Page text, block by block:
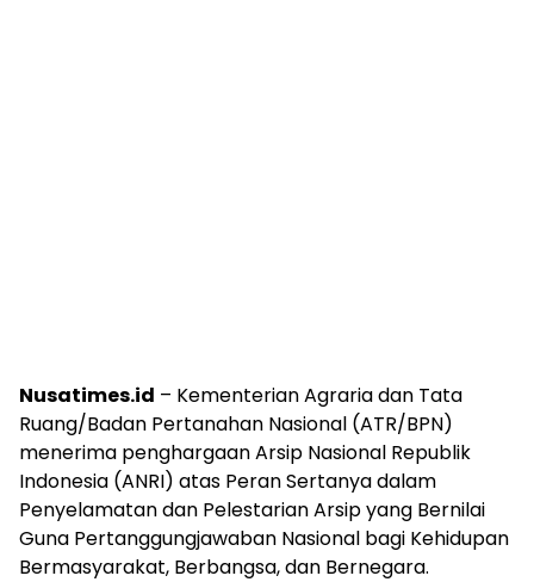
Nusatimes.id – Kementerian Agraria dan Tata
Ruang/Badan Pertanahan Nasional (ATR/BPN)
menerima penghargaan Arsip Nasional Republik
Indonesia (ANRI) atas Peran Sertanya dalam
Penyelamatan dan Pelestarian Arsip yang Bernilai
Guna Pertanggungjawaban Nasional bagi Kehidupan
Bermasyarakat, Berbangsa, dan Bernegara.